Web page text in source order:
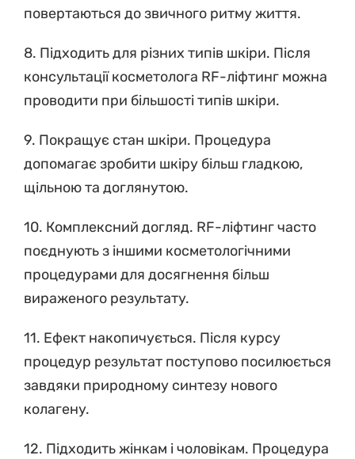
повертаються до звичного ритму життя.
8. Підходить для різних типів шкіри. Після
консультації косметолога RF-ліфтинг можна
проводити при більшості типів шкіри.
9. Покращує стан шкіри. Процедура
допомагає зробити шкіру більш гладкою,
щільною та доглянутою.
10. Комплексний догляд. RF-ліфтинг часто
поєднують з іншими косметологічними
процедурами для досягнення більш
вираженого результату.
11. Ефект накопичується. Після курсу
процедур результат поступово посилюється
завдяки природному синтезу нового
колагену.
12. Підходить жінкам і чоловікам. Процедура